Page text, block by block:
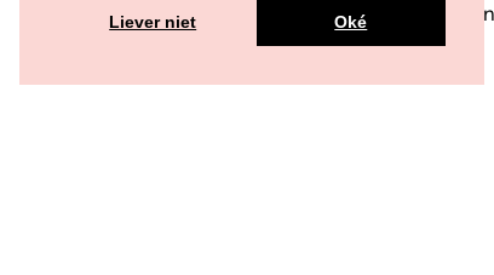
Liever niet Oké
Meer informatie of een afspraak